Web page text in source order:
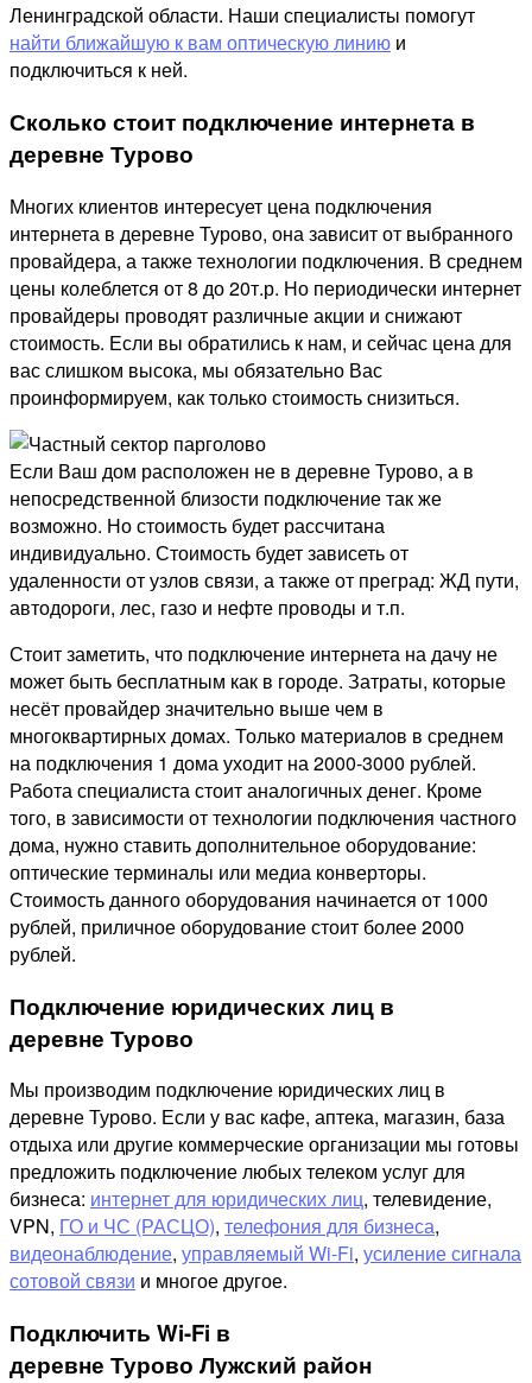
Ленинградской области. Наши специалисты помогут
найти ближайшую к вам оптическую линию и
подключиться к ней.
Сколько стоит подключение интернета в
деревне Турово
Многих клиентов интересует цена подключения
интернета в деревне Турово, она зависит от выбранного
провайдера, а также технологии подключения. В среднем
цены колеблется от 8 до 20т.р. Но периодически интернет
провайдеры проводят различные акции и снижают
стоимость. Если вы обратились к нам, и сейчас цена для
вас слишком высока, мы обязательно Вас
проинформируем, как только стоимость снизиться.
Если Ваш дом расположен не в деревне Турово, а в
непосредственной близости подключение так же
возможно. Но стоимость будет рассчитана
индивидуально. Стоимость будет зависеть от
удаленности от узлов связи, а также от преград: ЖД пути,
автодороги, лес, газо и нефте проводы и т.п.
Стоит заметить, что подключение интернета на дачу не
может быть бесплатным как в городе. Затраты, которые
несёт провайдер значительно выше чем в
многоквартирных домах. Только материалов в среднем
на подключения 1 дома уходит на 2000-3000 рублей.
Работа специалиста стоит аналогичных денег. Кроме
того, в зависимости от технологии подключения частного
дома, нужно ставить дополнительное оборудование:
оптические терминалы или медиа конверторы.
Стоимость данного оборудования начинается от 1000
рублей, приличное оборудование стоит более 2000
рублей.
Подключение юридических лиц в
деревне Турово
Мы производим подключение юридических лиц в
деревне Турово. Если у вас кафе, аптека, магазин, база
отдыха или другие коммерческие организации мы готовы
предложить подключение любых телеком услуг для
бизнеса: интернет для юридических лиц, телевидение,
VPN, ГО и ЧС (РАСЦО), телефония для бизнеса,
видеонаблюдение, управляемый Wi-Fi, усиление сигнала
сотовой связи и многое другое.
Подключить Wi-Fi в
деревне Турово Лужский район